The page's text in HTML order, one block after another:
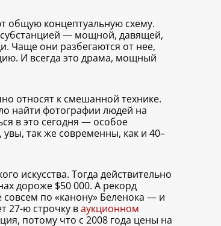
общую концептуальную схему.
субстанцией — мощной, давящей,
Чаще они разбегаются от нее,
И всегда это драма, мощный
относят к смешанной технике.
найти фотографии людей на
в это сегодня — особое
так же современны, как и 40–
искусства. Тогда действительно
дороже $50 000. А рекорд
по «канону» Беленока — и
27-ю строчку ваукционном
потому что с 2008 года цены на